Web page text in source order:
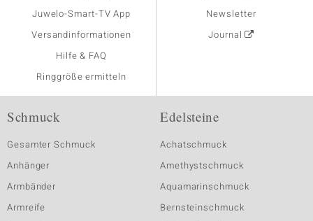
Juwelo-Smart-TV App
Versandinformationen
Hilfe & FAQ
Ringgröße ermitteln
Newsletter
Journal
Schmuck
Gesamter Schmuck
Anhänger
Armbänder
Armreife
Edelsteine
Achatschmuck
Amethystschmuck
Aquamarinschmuck
Bernsteinschmuck